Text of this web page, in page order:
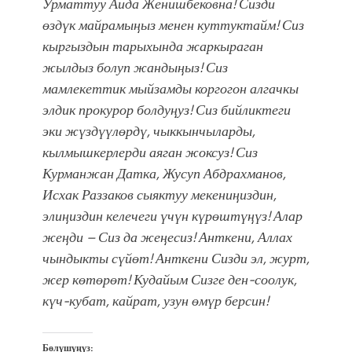
өздүк майрамыңыз менен куттуктайм! Сиз
кыргыздын тарыхында жаркыраган
жылдыз болуп жандыңыз! Сиз
мамлекеттик мыйзамды коргогон алгачкы
элдик прокурор болдуңуз! Сиз бийликтеги
эки жүздүүлөрдү, чыккынчыларды,
кылмышкерлерди аяган жоксуз! Сиз
Курманжан Датка, Жусуп Абдрахманов,
Исхак Раззаков сыяктуу мекениңиздин,
элиңиздин келечеги үчүн күрөштүңүз! Алар
жеңди – Сиз да жеңесиз! Анткени, Аллах
чындыкты сүйөт! Анткени Сизди эл, журт,
жер көтөрөт! Кудайым Сизге ден-соолук,
күч-кубат, кайрат, узун өмүр берсин!
Бөлүшүңүз: